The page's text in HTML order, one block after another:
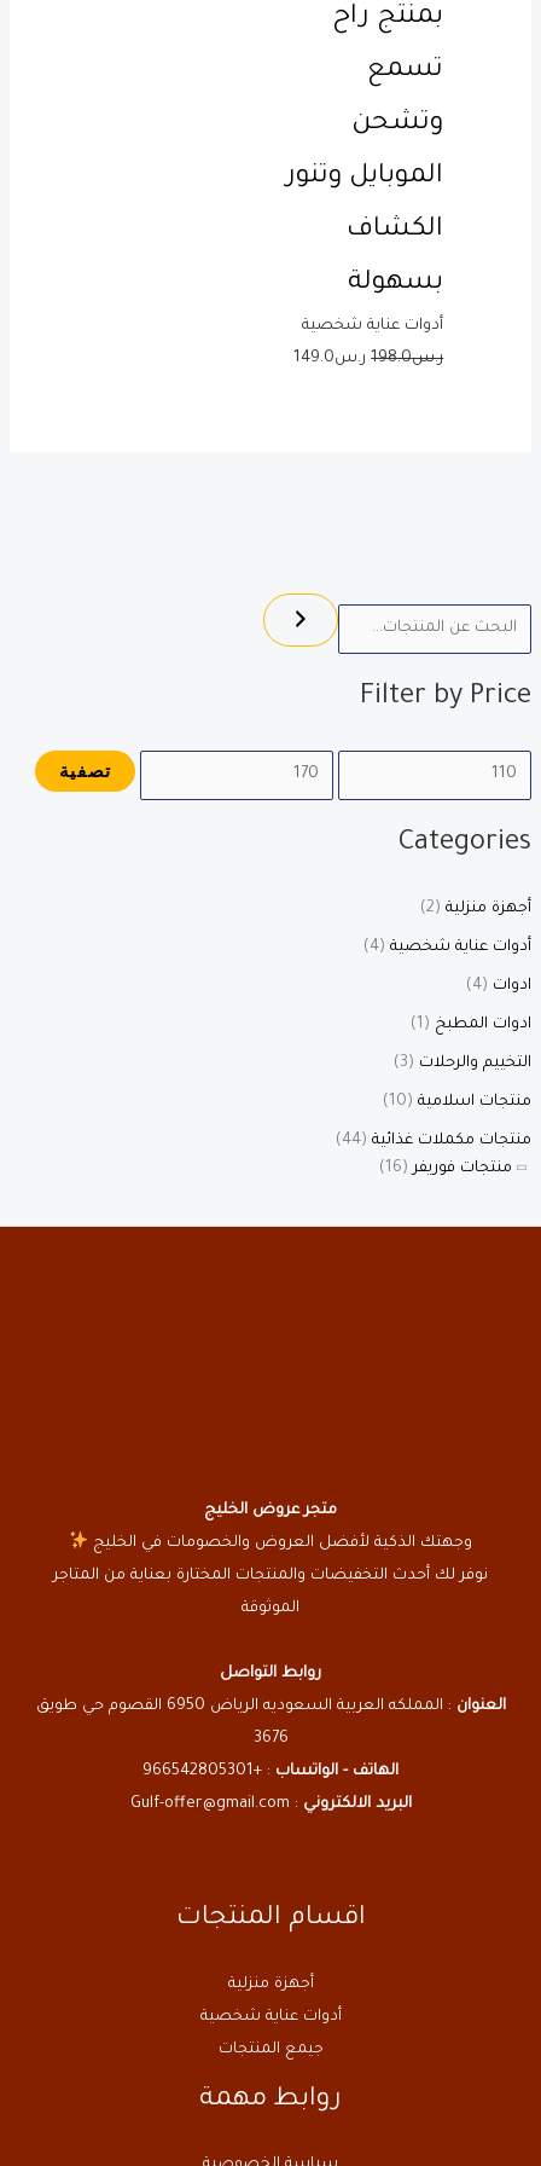
Filter by Price
أ
س
أ
ع
س
تصفية
Categories
أجهزة منزلية (2)
أدوات عناية شخصية (4)
ادوات (4)
ادوات المطبخ (1)
التخييم والرحلات (3)
منتجات اسلامية (10)
منتجات مكملات غذائية (44)
منتجات فوريفر (16)
بمنتج راح
تسمع
وتشحن
الموبايل وتنور
الكشاف
بسهولة
أدوات عناية شخصية
ر.س198.0 ر.س149.0
متجر عروض الخليج
وجهتك الذكية لأفضل العروض والخصومات في الخليج
نوفر لك أحدث التخفيضات والمنتجات المختارة بعناية من المتاجر
الموثوقة
روابط التواصل
العنوان
: المملكه العربية السعوديه الرياض 6950 القصوم حي طويق
3676
الهاتف - الواتساب : +966542805301
البريد الالكتروني : Gulf-offer@gmail.com
اقسام المنتجات
أجهزة منزلية
أدوات عناية شخصية
جيمع المنتجات
روابط مهمة